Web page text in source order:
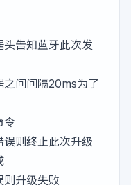
告知蓝牙此次发
之间间隔20ms为了
令
则终止此次升级
则升级失败